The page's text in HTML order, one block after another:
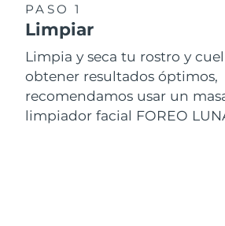
PASO 1
Limpiar
Limpia y seca tu rostro y
obtener resultados óptimos,
recomendamos usar un
limpiador facial FOREO